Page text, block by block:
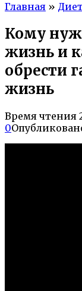
Главная »
Кому
жизнь и
обрести
жизнь
Время чтения
0